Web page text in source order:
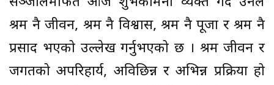
श्रम नै जीवन, श्रम नै विश्वास, श्रम नै पूजा र श्रम नै
प्रसाद भएको उल्लेख गर्नुभएको छ । श्रम जीवन र
जगतको अपरिहार्य, अविछिन्न र अभिन्न प्रक्रिया हो